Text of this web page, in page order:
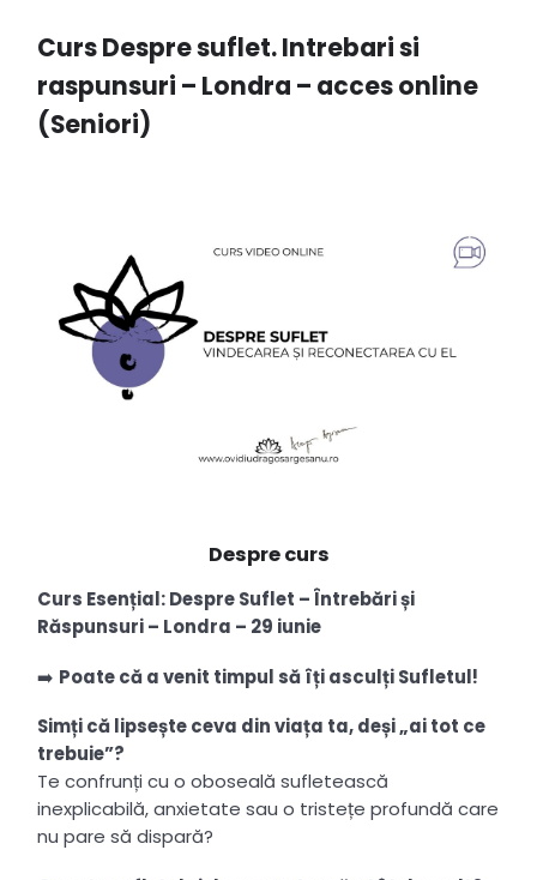
Curs Despre suflet. Intrebari si
raspunsuri – Londra – acces online
(Seniori)
Despre curs
Curs Esențial: Despre Suflet – Întrebări și
Răspunsuri – Londra – 29 iunie
➡️ Poate că a venit timpul să îți asculți Sufletul!
Simți că lipsește ceva din viața ta, deși „ai tot ce
trebuie”?
Te confrunți cu o oboseală sufletească
inexplicabilă, anxietate sau o tristețe profundă care
nu pare să dispară?